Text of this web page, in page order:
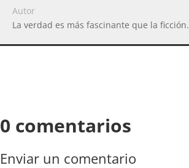
Autor
La verdad es más fascinante que la ficción.
0 comentarios
Enviar un comentario